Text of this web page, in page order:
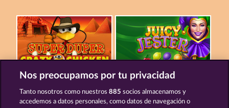
SUPER DUPER MOORHUHN JUICY JESTER
Nos preocupamos por tu privacidad
Tanto nosotros como nuestros885 socios almacenamos y
accedemos a datos personales, como datos de navegación o